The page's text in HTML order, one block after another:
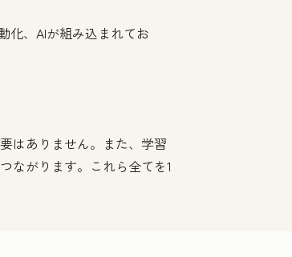
化、AIが組み込まれてお
はありません。また、学習
ながります。これら全てを1